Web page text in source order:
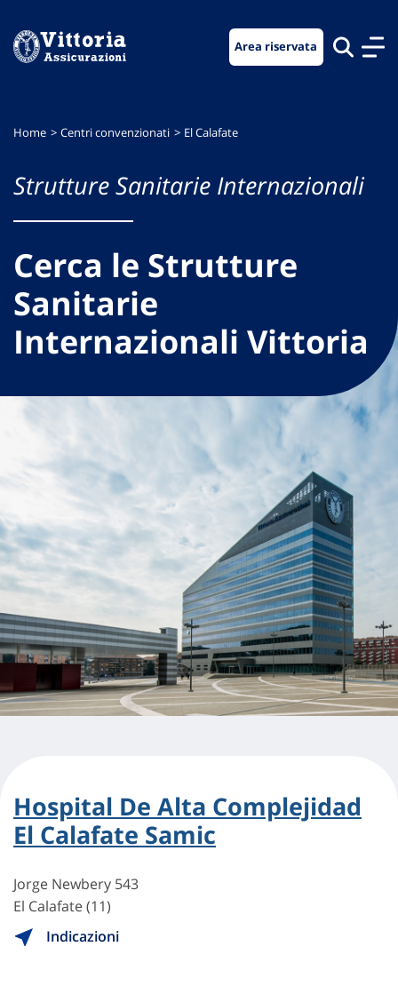
menu
contenuto
footer
Area riservata
Home Centri convenzionati El Calafate
Strutture Sanitarie Internazionali
Cerca le Strutture
Sanitarie
Internazionali Vittoria
Hospital De Alta Complejidad
El Calafate Samic
Jorge Newbery 543
El Calafate (11)
Indicazioni